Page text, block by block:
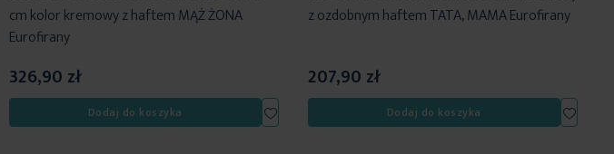
cm kolor kremowy z haftem MĄŻ ŻONA
Eurofirany
326,90 zł
Dodaj do koszyka
Dodaj
do
z ozdobnym haftem TATA, MAMA Eurofirany
207,90 zł
Dodaj do koszyka
Dodaj
do